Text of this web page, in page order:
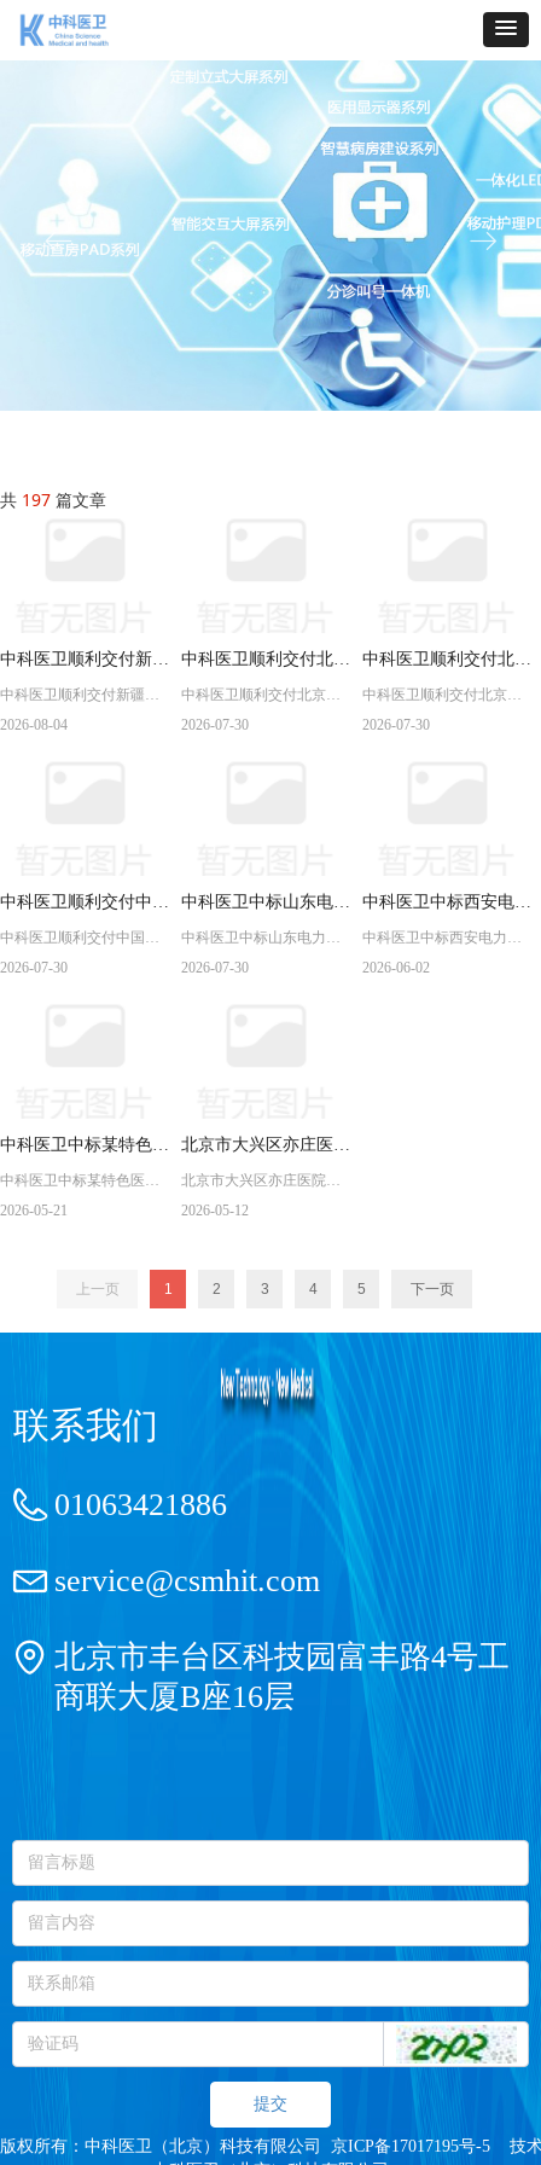
ꂃ ꁹ
共 197 篇文章
中科医卫顺利交付新疆
昌吉市第一人民医院移
中科医卫顺利交付新疆昌
吉市第一人民医院移动护
2026-08-04
中科医卫顺利交付北京
航天总医院药品追溯码
中科医卫顺利交付北京航
天总医院药品追溯码智能
2026-07-30
中科医卫顺利交付北京
航天总医院移动护理
中科医卫顺利交付北京航
天总医院移动护理PDA产
2026-07-30
中科医卫顺利交付中国
康复研究中心PDA产品
中科医卫顺利交付中国康
复研究中心PDA产品
2026-07-30
中科医卫中标山东电力
中心医院合理用药系统
中科医卫中标山东电力中
心医院合理用药系统维保
2026-07-30
中科医卫中标西安电力
中心医院合理用药系统
中科医卫中标西安电力中
心医院合理用药系统维保
2026-06-02
中科医卫中标某特色医
学中心眼科检查数据管
中科医卫中标某特色医学
中心眼科检查数据管理分
2026-05-21
北京市大兴区亦庄医院
检验科标本智能配送机
北京市大兴区亦庄医院检
验科标本智能配送机器人
2026-05-12
上一页 1 2 3 4 5 下一页
联系我们
01063421886
service@csmhit.com
北京市丰台区科技园富丰路4号工
商联大厦B座16层
版权所有：中科医卫（北京）科技有限公司  京ICP备17017195号-5    技
提交